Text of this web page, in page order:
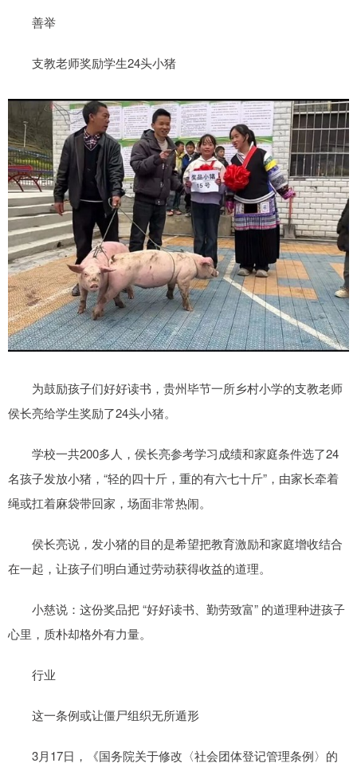
善举
支教老师奖励学生24头小猪
为鼓励孩子们好好读书，贵州毕节一所乡村小学的支教老师
侯长亮给学生奖励了24头小猪。
学校一共200多人，侯长亮参考学习成绩和家庭条件选了24
名孩子发放小猪，“轻的四十斤，重的有六七十斤”，由家长牵着
绳或扛着麻袋带回家，场面非常热闹。
侯长亮说，发小猪的目的是希望把教育激励和家庭增收结合
在一起，让孩子们明白通过劳动获得收益的道理。
小慈说：这份奖品把 “好好读书、勤劳致富” 的道理种进孩子
心里，质朴却格外有力量。
行业
这一条例或让僵尸组织无所遁形
3月17日，《国务院关于修改〈社会团体登记管理条例〉的